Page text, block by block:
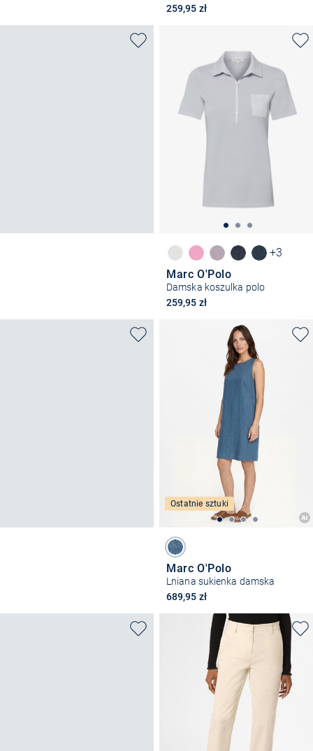
259,95 zł
+3
Marc O'Polo
Damska koszulka polo
259,95 zł
Ostatnie sztuki
Marc O'Polo
Lniana sukienka damska
689,95 zł